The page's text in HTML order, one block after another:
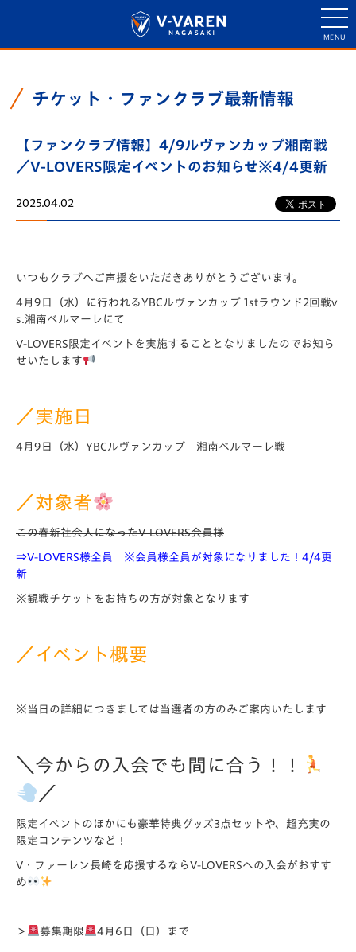
チケット・ファンクラブ最新情報
【ファンクラブ情報】4/9ルヴァンカップ湘南戦
／V-LOVERS限定イベントのお知らせ※4/4更新
2025.04.02
いつもクラブへご声援をいただきありがとうございます。
4月9日（水）に行われるYBCルヴァンカップ 1stラウンド2回戦v
s.湘南ベルマーレにて
V-LOVERS限定イベントを実施することとなりましたのでお知ら
せいたします
／実施日
4月9日（水）YBCルヴァンカップ 湘南ベルマーレ戦
／対象者
この春新社会人になったV-LOVERS会員様
⇒V-LOVERS様全員 ※会員様全員が対象になりました！4/4更
新
※観戦チケットをお持ちの方が対象となります
／イベント概要
※当日の詳細につきましては当選者の方のみご案内いたします
＼今からの入会でも間に合う！！
／
限定イベントのほかにも豪華特典グッズ3点セットや、超充実の
限定コンテンツなど！
V・ファーレン長崎を応援するならV-LOVERSへの入会がおすす
め
＞ 募集期限 4月6日（日）まで